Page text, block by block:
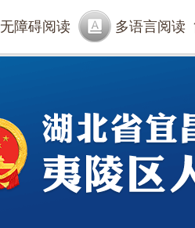
无障碍阅读 多语言阅读